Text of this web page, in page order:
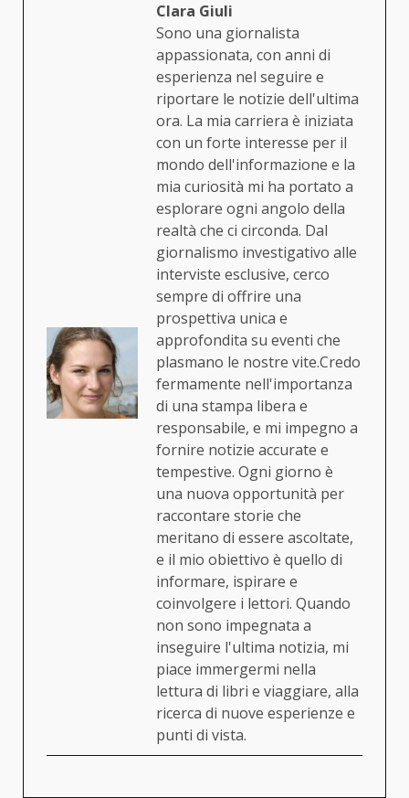
Clara Giuli
Sono una giornalista
appassionata, con anni di
esperienza nel seguire e
riportare le notizie dell'ultima
ora. La mia carriera è iniziata
con un forte interesse per il
mondo dell'informazione e la
mia curiosità mi ha portato a
esplorare ogni angolo della
realtà che ci circonda. Dal
giornalismo investigativo alle
interviste esclusive, cerco
sempre di offrire una
prospettiva unica e
approfondita su eventi che
plasmano le nostre vite.Credo
fermamente nell'importanza
di una stampa libera e
responsabile, e mi impegno a
fornire notizie accurate e
tempestive. Ogni giorno è
una nuova opportunità per
raccontare storie che
meritano di essere ascoltate,
e il mio obiettivo è quello di
informare, ispirare e
coinvolgere i lettori. Quando
non sono impegnata a
inseguire l'ultima notizia, mi
piace immergermi nella
lettura di libri e viaggiare, alla
ricerca di nuove esperienze e
punti di vista.